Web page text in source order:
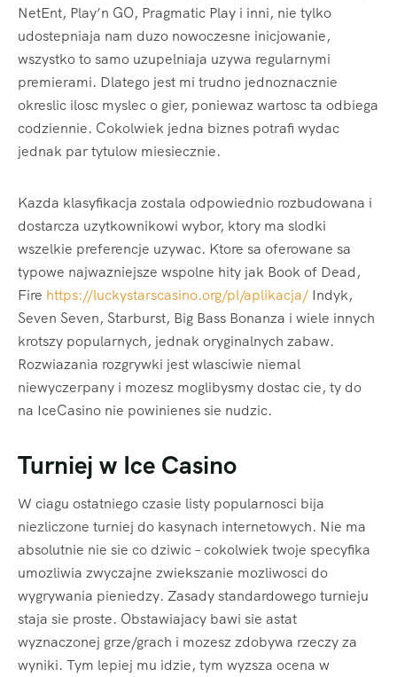
NetEnt, Play’n GO, Pragmatic Play i inni, nie tylko
udostepniaja nam duzo nowoczesne inicjowanie,
wszystko to samo uzupelniaja uzywa regularnymi
premierami. Dlatego jest mi trudno jednoznacznie
okreslic ilosc myslec o gier, poniewaz wartosc ta odbiega
codziennie. Cokolwiek jedna biznes potrafi wydac
jednak par tytulow miesiecznie.
Kazda klasyfikacja zostala odpowiednio rozbudowana i
dostarcza uzytkownikowi wybor, ktory ma slodki
wszelkie preferencje uzywac. Ktore sa oferowane sa
typowe najwazniejsze wspolne hity jak Book of Dead,
Fire https://luckystarscasino.org/pl/aplikacja/ Indyk,
Seven Seven, Starburst, Big Bass Bonanza i wiele innych
krotszy popularnych, jednak oryginalnych zabaw.
Rozwiazania rozgrywki jest wlasciwie niemal
niewyczerpany i mozesz moglibysmy dostac cie, ty do
na IceCasino nie powinienes sie nudzic.
Turniej w Ice Casino
W ciagu ostatniego czasie listy popularnosci bija
niezliczone turniej do kasynach internetowych. Nie ma
absolutnie nie sie co dziwic – cokolwiek twoje specyfika
umozliwia zwyczajne zwiekszanie mozliwosci do
wygrywania pieniedzy. Zasady standardowego turnieju
staja sie proste. Obstawiajacy bawi sie astat
wyznaczonej grze/grach i mozesz zdobywa rzeczy za
wyniki. Tym lepiej mu idzie, tym wyzsza ocena w